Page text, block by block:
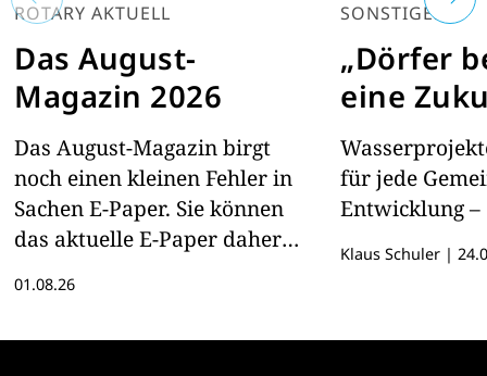
ROTARY AKTUELL
Das August-
Magazin 2026
Das August-Magazin birgt
noch einen kleinen Fehler in
Sachen E-Paper. Sie können
das aktuelle E-Paper daher
01.08.26
SONSTIGES
„Dörfer
eine
für jede
Entwicklung –
Klaus Schuler |